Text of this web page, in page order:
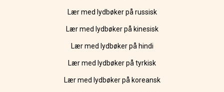
Lær med lydbøker på russisk
Lær med lydbøker på kinesisk
Lær med lydbøker på hindi
Lær med lydbøker på tyrkisk
Lær med lydbøker på koreansk